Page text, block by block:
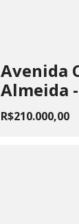
Avenida
Almeida
R$210.000,00